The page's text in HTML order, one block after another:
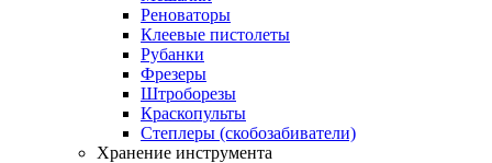
Реноваторы
Клеевые пистолеты
Рубанки
Фрезеры
Штроборезы
Краскопульты
Степлеры (скобозабиватели)
Хранение инструмента